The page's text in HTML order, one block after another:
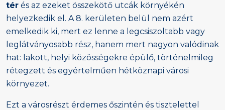
tér és az ezeket összekötő utcák környékén
helyezkedik el. A 8. kerületen belül nem azért
emelkedik ki, mert ez lenne a legcsiszoltabb vagy
leglátványosabb rész, hanem mert nagyon valódinak
hat: lakott, helyi közösségekre épülő, történelmileg
rétegzett és egyértelműen hétköznapi városi
környezet.
Ezt a városrészt érdemes őszintén és tisztelettel